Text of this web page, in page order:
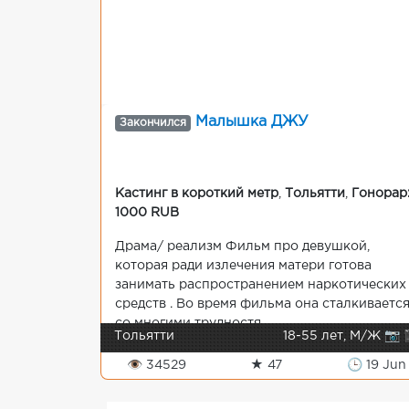
Закончился Малышка ДЖУ
Кастинг в короткий метр Тольятти
Гонорар:
1000 RUB
Драма/ реализм Фильм про девушкой,
которая ради излечения матери готова
занимать распространением наркотических
средств . Во время фильма она сталкивается
со многими трудностя...
Тольятти
18-55 лет, М/Ж 📷
👁 34529 ★ 47 🕒 19 Jun